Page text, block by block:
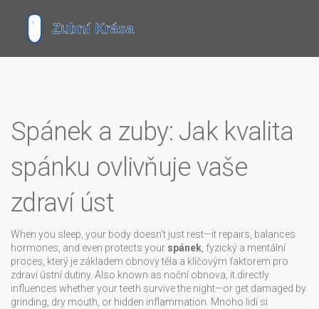
Spánek a zuby: Jak kvalita
spánku ovlivňuje vaše
zdraví úst
When you sleep, your body doesn’t just rest—it repairs, balances
hormones, and even protects your spánek fyzický a mentální
proces, který je základem obnovy těla a klíčovým faktorem pro
zdraví ústní dutiny. Also known as noční obnova , it directly
influences whether your teeth survive the night—or get damaged by
grinding, dry mouth, or hidden inflammation. Mnoho lidí si